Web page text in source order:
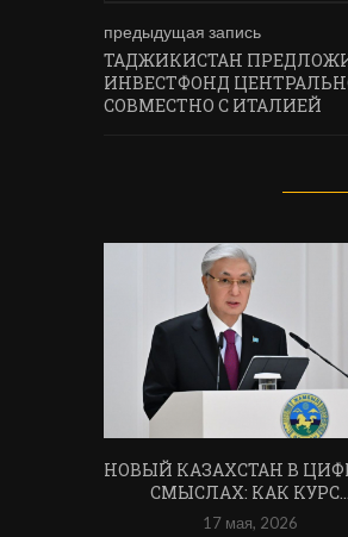
предыдущая запись
ТАДЖИКИСТАН
ИНВЕСТФОНД
СОВМЕСТНО С ИТАЛИЕЙ
НОВЫЙ КАЗАХСТАН В
СМЫСЛАХ: КАК КУРС...
17 мая, 2026